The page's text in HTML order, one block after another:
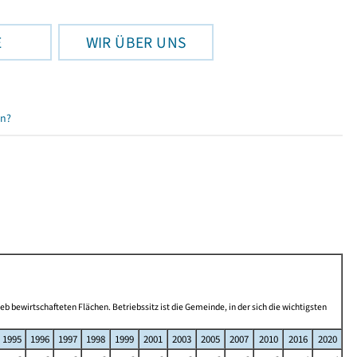
WIR ÜBER UNS
bewirtschafteten Flächen. Betriebssitz ist die Gemeinde, in der sich die wichtigsten
1995 1996 1997 1998 1999 2001 2003 2005 2007 2010 2016
2020